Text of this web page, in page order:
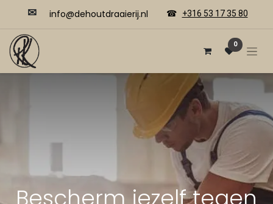
✉ ​​info@dehoutdraaierij.nl ☎ +316 53 17 35 80
0